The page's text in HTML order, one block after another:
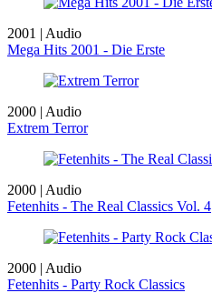
2001 | Audio
Mega Hits 2001 - Die Erste
2000 | Audio
Extrem Terror
2000 | Audio
Fetenhits - The Real Classics Vol. 4
2000 | Audio
Fetenhits - Party Rock Classics